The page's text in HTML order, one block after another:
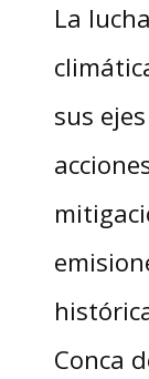
La
sus
Conca